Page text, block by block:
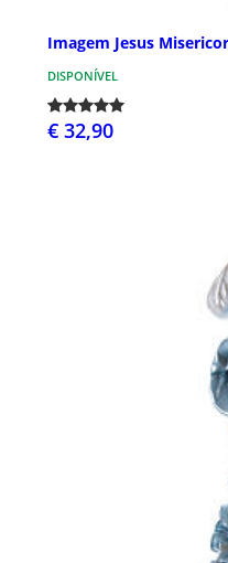
Imagem Jesus
DISPONÍVEL
€ 32,90